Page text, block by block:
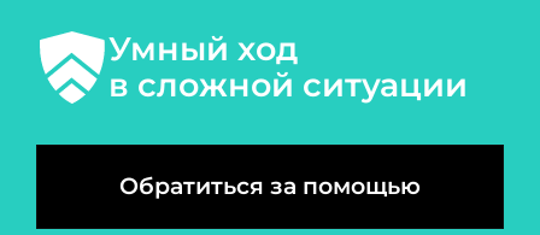
Умный ход
в сложной ситуации
Обратиться за помощью